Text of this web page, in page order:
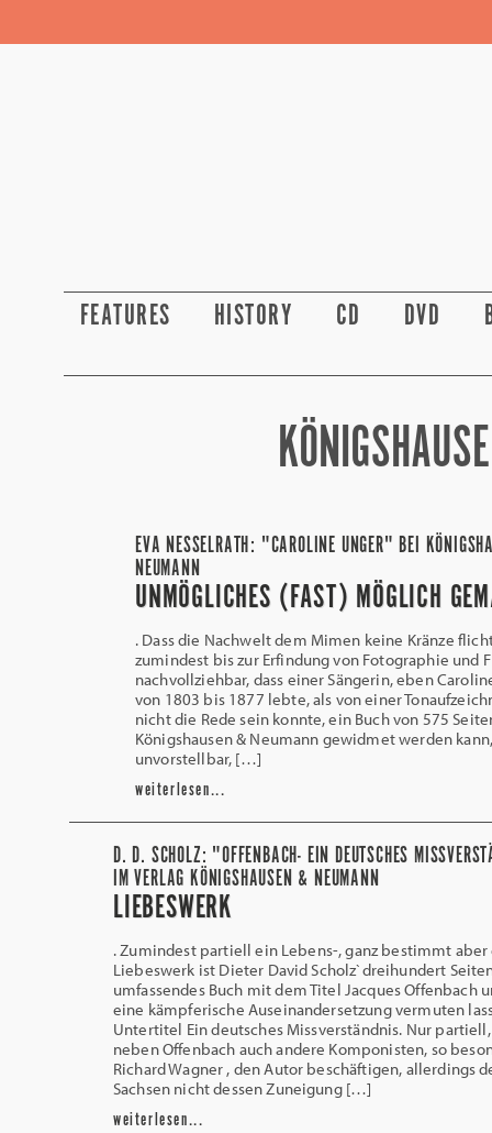
FEATURES HISTORY CD DVD
EVA NESSELRATH: "CAROLINE UNGER" BEI
NEUMANN
UNMÖGLICHES (FAST) MÖGLICH
. Dass die Nachwelt dem Mimen keine Kränze
zumindest bis zur Erfindung von Fotographie und
nachvollziehbar, dass einer Sängerin, eben
von 1803 bis 1877 lebte, als von einer
nicht die Rede sein konnte, ein Buch von 575
Königshausen & Neumann gewidmet werden
unvorstellbar, […]
weiterlesen...
D. D. SCHOLZ: "OFFENBACH- EIN DEUTSCHES
IM VERLAG KÖNIGSHAUSEN & NEUMANN
LIEBESWERK
. Zumindest partiell ein Lebens-, ganz bestimmt aber
Liebeswerk ist Dieter David Scholz`dreihundert
umfassendes Buch mit dem Titel Jacques Offenbach
eine kämpferische Auseinandersetzung vermuten
Untertitel Ein deutsches Missverständnis. Nur
neben Offenbach auch andere Komponisten, so
Richard Wagner , den Autor beschäftigen, allerdings
Sachsen nicht dessen Zuneigung […]
weiterlesen...